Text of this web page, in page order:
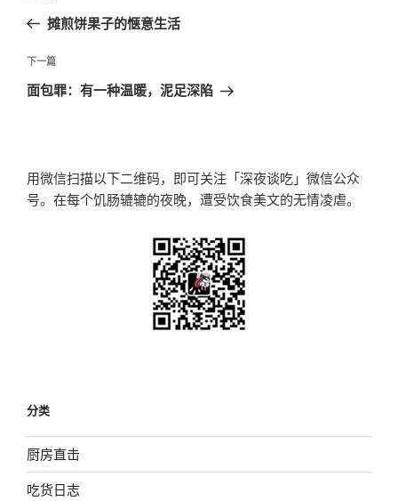
导
航
一
文
章
摊煎饼果子的惬意生活
下
一
下一篇
面包罪：有一种温暖，泥足深陷
用微信扫描以下二维码，即可关注「深夜谈吃」微信公众
号。在每个饥肠辘辘的夜晚，遭受饮食美文的无情凌虐。
分类
厨房直击
吃货日志